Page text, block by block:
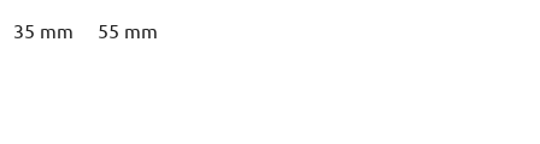
35 mm 55 mm